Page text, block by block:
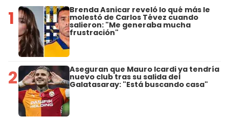
1 Brenda Asnicar reveló lo qué más le
molestó de Carlos Tévez cuando
salieron: "Me generaba mucha
frustración"
2 Aseguran que Mauro Icardi ya tendría
nuevo club tras su salida del
Galatasaray: "Está buscando casa"